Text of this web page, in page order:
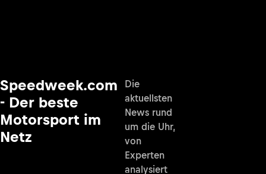
Speedweek.com
- Der beste
Motorsport im
Netz
Die
aktuellsten
News rund
um die Uhr,
von
Experten
analysiert